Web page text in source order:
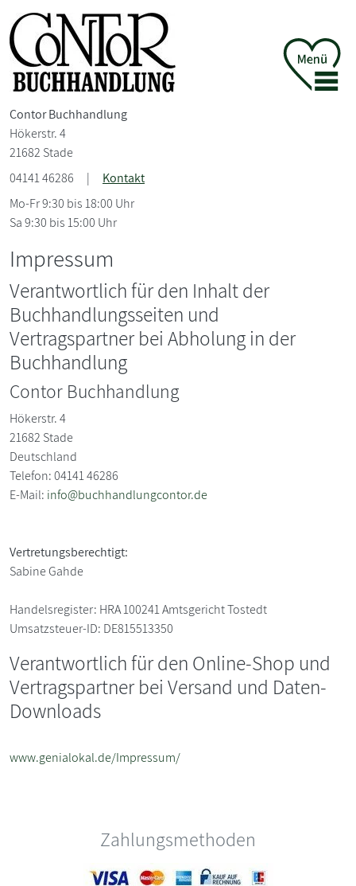
Contor Buchhandlung
Hökerstr. 4
21682 Stade
04141 46286
|
Kontakt
Mo-Fr 9:30 bis 18:00 Uhr
Sa 9:30 bis 15:00 Uhr
Impressum
Verantwortlich für den Inhalt der
Buchhandlungsseiten und
Vertragspartner bei Abholung in der
Buchhandlung
Contor Buchhandlung
Hökerstr. 4
21682 Stade
Deutschland
Telefon: 04141 46286
E-Mail: info@buchhandlungcontor.de
Vertretungsberechtigt:
Sabine Gahde
Handelsregister: HRA 100241 Amtsgericht Tostedt
Umsatzsteuer-ID: DE815513350
Verantwortlich für den Online-Shop und
Vertragspartner bei Versand und Daten-
Downloads
www.genialokal.de/Impressum/
Zahlungsmethoden